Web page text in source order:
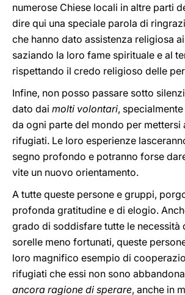
numerose Chiese locali in altre parti
dire qui una speciale parola di
che hanno dato assistenza religiosa
saziando la loro fame spirituale e al
rispettando il credo religioso delle
Infine, non posso passare sotto
dato dai molti volontari,
da ogni parte del mondo per mettersi
rifugiati. Le loro esperienze
segno profondo e potranno forse
vite un nuovo orientamento.
A tutte queste persone e gruppi,
profonda gratitudine e di elogio.
grado di soddisfare tutte le necessità
sorelle meno fortunati, queste
loro magnifico esempio di
rifugiati che essi non sono
ancora ragione di sperare, anche in